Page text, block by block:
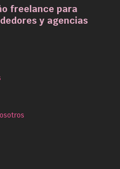
freelance para
y agencias